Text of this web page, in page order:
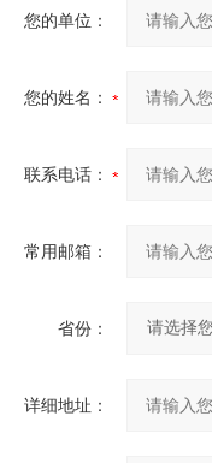
您的单位：
您的姓名：
联系电话：
常用邮箱：
省份：
详细地址：